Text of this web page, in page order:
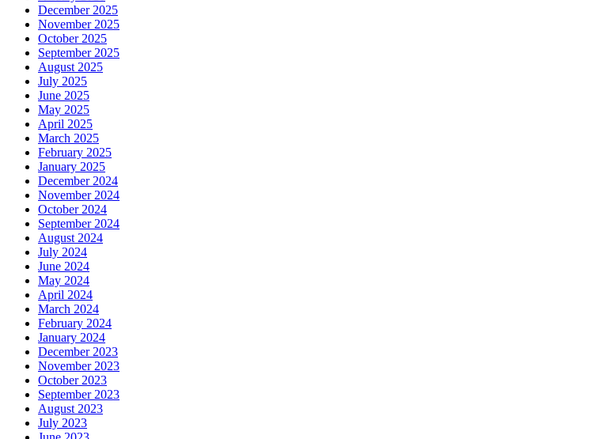
December 2025
November 2025
October 2025
September 2025
August 2025
July 2025
June 2025
May 2025
April 2025
March 2025
February 2025
January 2025
December 2024
November 2024
October 2024
September 2024
August 2024
July 2024
June 2024
May 2024
April 2024
March 2024
February 2024
January 2024
December 2023
November 2023
October 2023
September 2023
August 2023
July 2023